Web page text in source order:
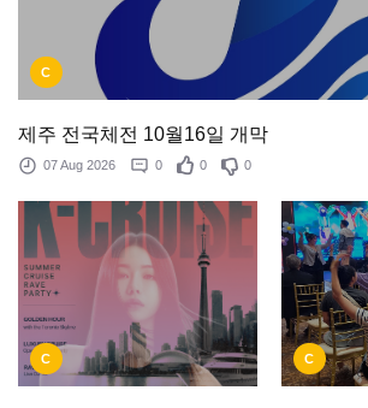
C
제주 전국체전 10월16일 개막
07 Aug 2026 0 0 0
C C